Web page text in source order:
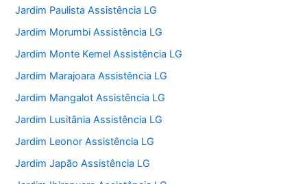
Jardim Paulista Assistência LG
Jardim Morumbi Assistência LG
Jardim Monte Kemel Assistência LG
Jardim Marajoara Assistência LG
Jardim Mangalot Assistência LG
Jardim Lusitânia Assistência LG
Jardim Leonor Assistência LG
Jardim Japão Assistência LG